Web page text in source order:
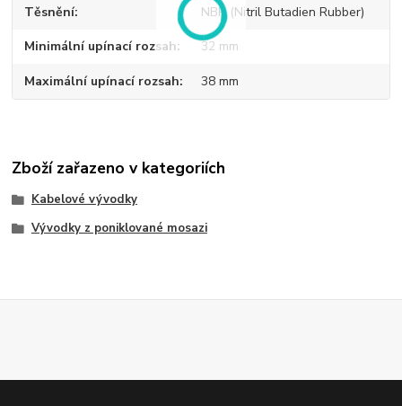
Těsnění NBR (Nitril Butadien Rubber)
Minimální upínací rozsah 32 mm
Maximální upínací rozsah 38 mm
Zboží zařazeno v kategoriích
Kabelové vývodky
Vývodky z poniklované mosazi